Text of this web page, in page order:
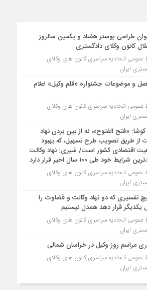
طراحی پوستر هفتاد و یکمین سالروز
کانون وکلای دادگستری
عمومی اتحادیه سراسری کانون های وکلای
ایران
و موضوعات جشنواره «قلم وکیل» اعلام
عمومی اتحادیه سراسری کانون های وکلای
ایران
کوشا: «فتح الفتوح»، نه از بین بردن نهاد
از طریق تصویب طرح تسهیل، که بهبود
اقتصادی کشور است/ شیری: نهاد وکالت
شرایط خود طی ۱۰۰ سال اخیر قرار دارد
عمومی اتحادیه سراسری کانون های وکلای
ایران
تفسیری که دو نهاد وکالت و قضاوت را
یکدیگر قرار دهد همدل نیستیم
عمومی اتحادیه سراسری کانون های وکلای
ایران
مراسم روز وکیل در خراسان شمالی
عمومی اتحادیه سراسری کانون های وکلای
ایران